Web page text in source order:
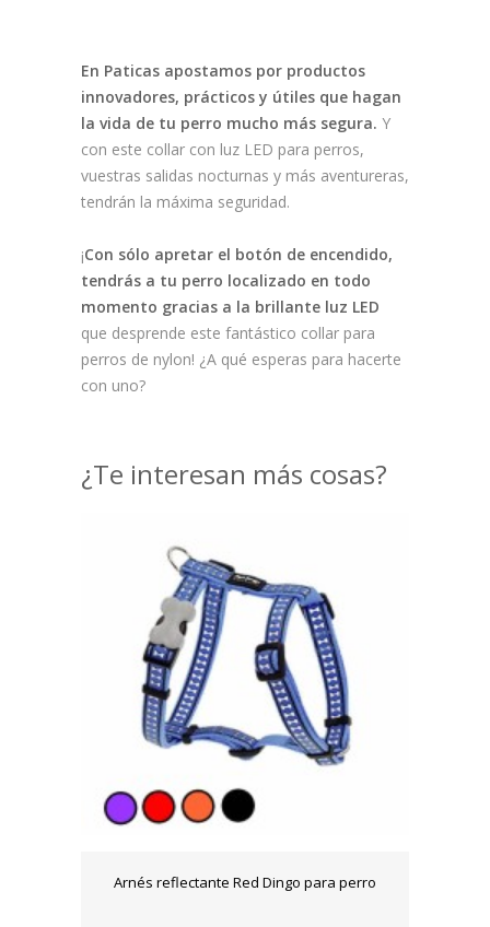
En Paticas apostamos por productos
innovadores, prácticos y útiles que hagan
la vida de tu perro mucho más segura. Y
con este collar con luz LED para perros,
vuestras salidas nocturnas y más aventureras,
tendrán la máxima seguridad.
¡Con sólo apretar el botón de encendido,
tendrás a tu perro localizado en todo
momento gracias a la brillante luz LED
que desprende este fantástico collar para
perros de nylon! ¿A qué esperas para hacerte
con uno?
¿Te interesan más cosas?
Arnés reflectante Red Dingo para perro